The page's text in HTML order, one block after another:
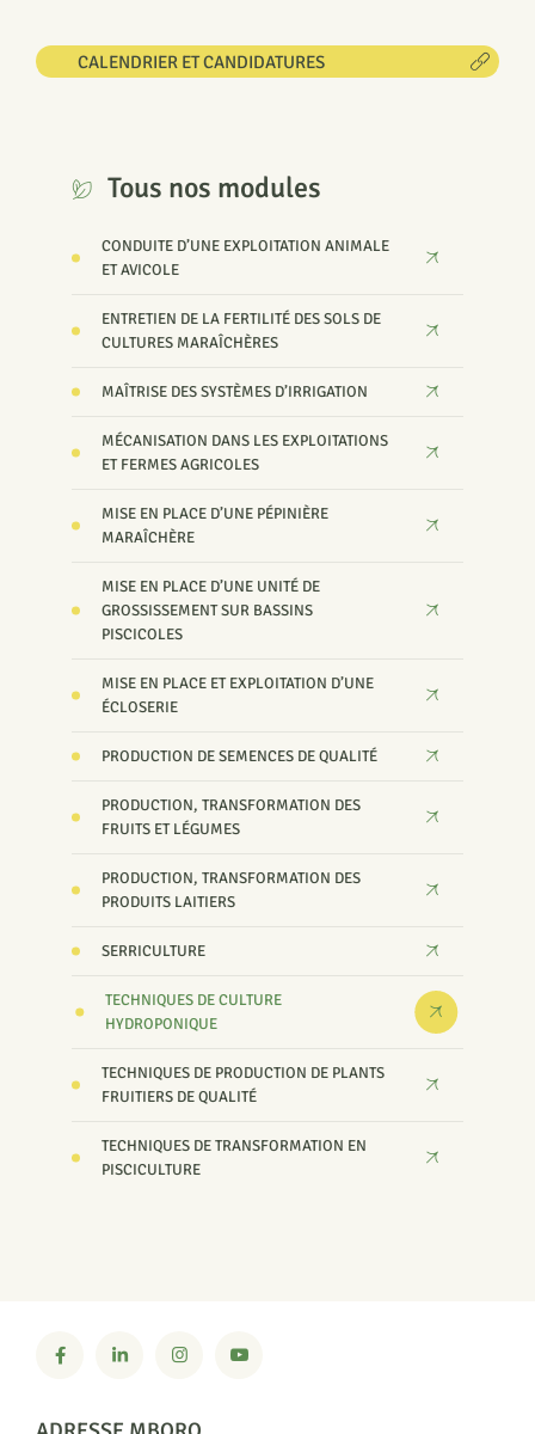
CALENDRIER ET CANDIDATURES
Tous nos modules
CONDUITE D’UNE EXPLOITATION ANIMALE
ET AVICOLE
ENTRETIEN DE LA FERTILITÉ DES SOLS DE
CULTURES MARAÎCHÈRES
MAÎTRISE DES SYSTÈMES D’IRRIGATION
MÉCANISATION DANS LES EXPLOITATIONS
ET FERMES AGRICOLES
MISE EN PLACE D’UNE PÉPINIÈRE
MARAÎCHÈRE
MISE EN PLACE D’UNE UNITÉ DE
GROSSISSEMENT SUR BASSINS
PISCICOLES
MISE EN PLACE ET EXPLOITATION D’UNE
ÉCLOSERIE
PRODUCTION DE SEMENCES DE QUALITÉ
PRODUCTION, TRANSFORMATION DES
FRUITS ET LÉGUMES
PRODUCTION, TRANSFORMATION DES
PRODUITS LAITIERS
SERRICULTURE
TECHNIQUES DE CULTURE
HYDROPONIQUE
TECHNIQUES DE PRODUCTION DE PLANTS
FRUITIERS DE QUALITÉ
TECHNIQUES DE TRANSFORMATION EN
PISCICULTURE